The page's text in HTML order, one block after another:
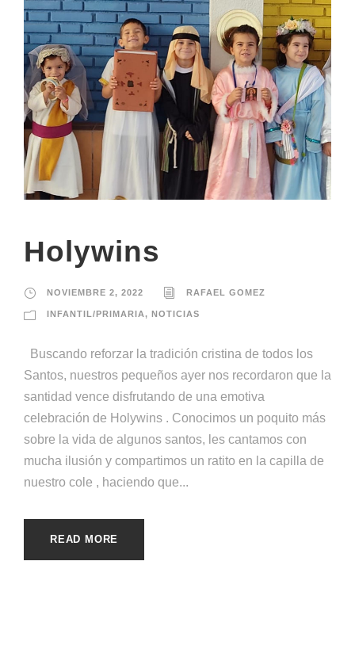
Holywins
NOVIEMBRE 2, 2022 RAFAEL GOMEZ
INFANTIL/PRIMARIA, NOTICIAS
Buscando reforzar la tradición cristina de todos los
Santos, nuestros pequeños ayer nos recordaron que la
santidad vence disfrutando de una emotiva
celebración de Holywins . Conocimos un poquito más
sobre la vida de algunos santos, les cantamos con
mucha ilusión y compartimos un ratito en la capilla de
nuestro cole , haciendo que...
READ MORE